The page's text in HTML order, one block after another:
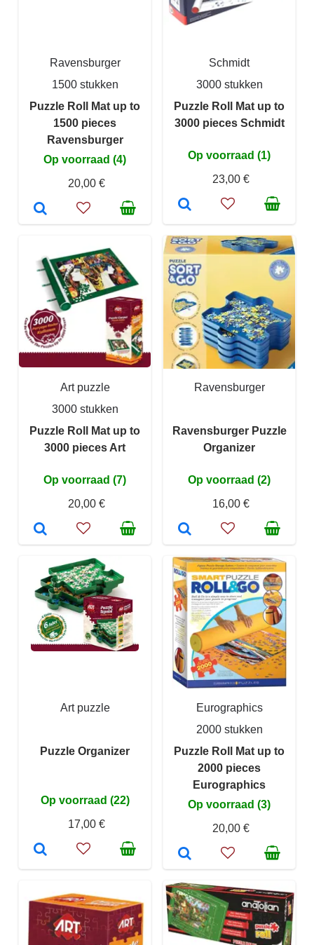
Ravensburger
1500 stukken
Puzzle Roll Mat up to
1500 pieces
Ravensburger
Op voorraad (4)
20,00 €
Schmidt
3000 stukken
Puzzle Roll Mat up to
3000 pieces Schmidt
Op voorraad (1)
23,00 €
Art puzzle
3000 stukken
Puzzle Roll Mat up to
3000 pieces Art
Op voorraad (7)
20,00 €
Ravensburger
Ravensburger Puzzle
Organizer
Op voorraad (2)
16,00 €
Art puzzle
Puzzle Organizer
Op voorraad (22)
17,00 €
Eurographics
2000 stukken
Puzzle Roll Mat up to
2000 pieces
Eurographics
Op voorraad (3)
20,00 €